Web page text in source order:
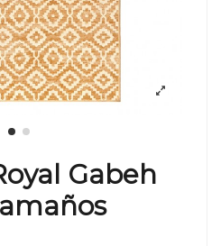
Gabeh